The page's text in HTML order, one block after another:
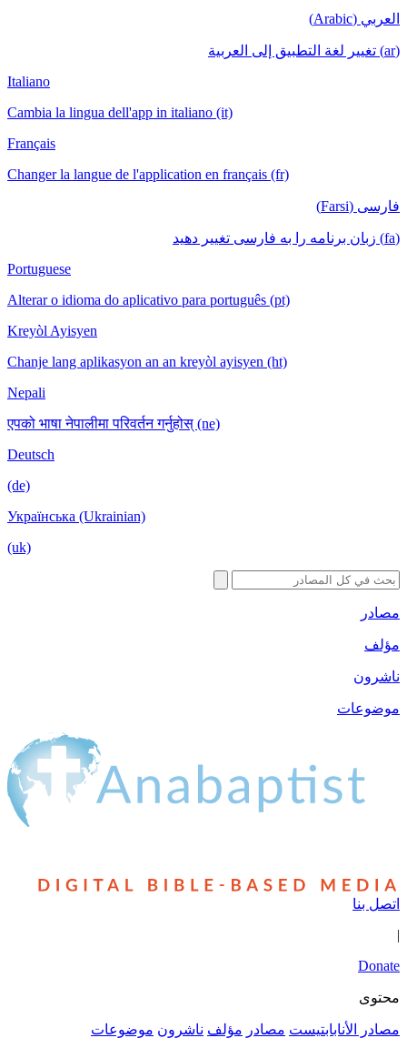
العربي (Arabic)
(ar) تغيير لغة التطبيق إلى العربية
Italiano
Cambia la lingua dell'app in italiano (it)
Français
Changer la langue de l'application en français (fr)
فارسی (Farsi)
(fa) زبان برنامه را به فارسی تغییر دهید
Portuguese
Alterar o idioma do aplicativo para português (pt)
Kreyòl Ayisyen
Chanje lang aplikasyon an an kreyòl ayisyen (ht)
Nepali
एपको भाषा नेपालीमा परिवर्तन गर्नुहोस् (ne)
Deutsch
(de)
Українська (Ukrainian)
(uk)
مصادر
مؤلف
ناشرون
موضوعات
اتصل بنا
|
Donate
محتوى
مصادر الأنابابتيست مصادر مؤلف ناشرون موضوعات